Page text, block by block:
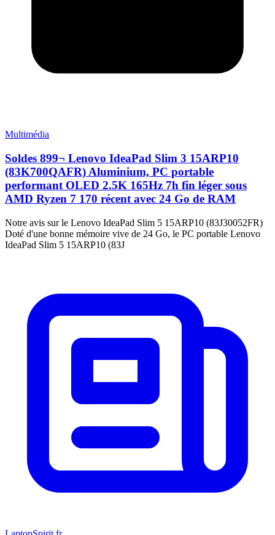
Multimédia
Soldes 899¬ Lenovo IdeaPad Slim 3 15ARP10
(83K700QAFR) Aluminium, PC portable
performant OLED 2.5K 165Hz 7h fin léger sous
AMD Ryzen 7 170 récent avec 24 Go de RAM
Notre avis sur le Lenovo IdeaPad Slim 5 15ARP10 (83J30052FR)
Doté d'une bonne mémoire vive de 24 Go, le PC portable Lenovo
IdeaPad Slim 5 15ARP10 (83J